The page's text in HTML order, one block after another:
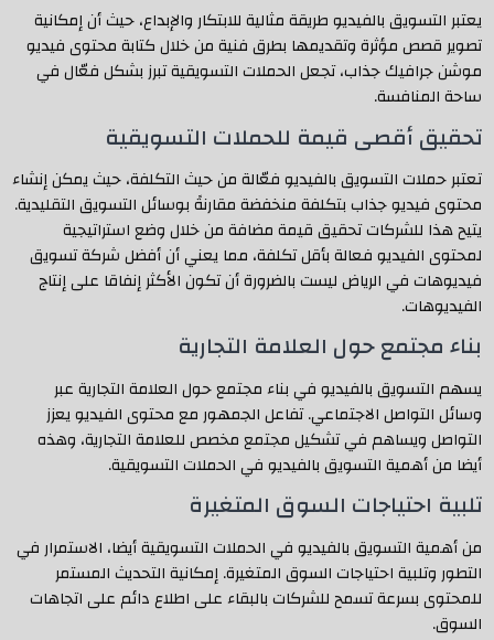
يعتبر التسويق بالفيديو طريقة مثالية للابتكار والإبداع، حيث أن إمكانية
تصوير قصص مؤثرة وتقديمها بطرق فنية من خلال كتابة محتوى فيديو
موشن جرافيك جذاب، تجعل الحملات التسويقية تبرز بشكل فعّال في
ساحة المنافسة.
تحقيق أقصى قيمة للحملات التسويقية
تعتبر حملات التسويق بالفيديو فعّالة من حيث التكلفة، حيث يمكن إنشاء
محتوى فيديو جذاب بتكلفة منخفضة مقارنةً بوسائل التسويق التقليدية.
يتيح هذا للشركات تحقيق قيمة مضافة من خلال وضع استراتيجية
لمحتوى الفيديو فعالة بأقل تكلفة، مما يعني أن أفضل شركة تسويق
فيديوهات في الرياض ليست بالضرورة أن تكون الأكثر إنفاقا على إنتاج
الفيديوهات.
بناء مجتمع حول العلامة التجارية
يسهم التسويق بالفيديو في بناء مجتمع حول العلامة التجارية عبر
وسائل التواصل الاجتماعي. تفاعل الجمهور مع محتوى الفيديو يعزز
التواصل ويساهم في تشكيل مجتمع مخصص للعلامة التجارية، وهذه
أيضا من أهمية التسويق بالفيديو في الحملات التسويقية.
تلبية احتياجات السوق المتغيرة
من أهمية التسويق بالفيديو في الحملات التسويقية أيضا، الاستمرار في
التطور وتلبية احتياجات السوق المتغيرة. إمكانية التحديث المستمر
للمحتوى بسرعة تسمح للشركات بالبقاء على اطلاع دائم على اتجاهات
السوق.